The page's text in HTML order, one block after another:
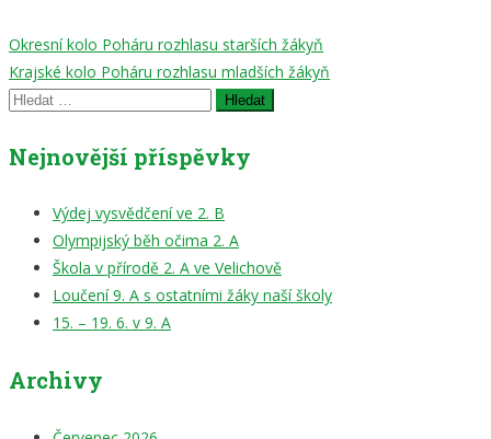
Navigace
pro
příspěvek
Okresní kolo Poháru rozhlasu starších žákyň
Krajské kolo Poháru rozhlasu mladších žákyň
Vyhledávání
Nejnovější příspěvky
Výdej vysvědčení ve 2. B
Olympijský běh očima 2. A
Škola v přírodě 2. A ve Velichově
Loučení 9. A s ostatními žáky naší školy
15. – 19. 6. v 9. A
Archivy